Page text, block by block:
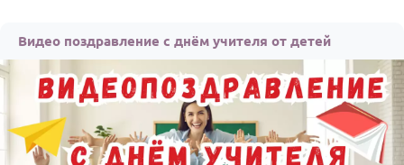
Юбилей
Свадьба
Годовщина свадьбы
Календарь праздников
Видео поздравление с днём учителя от детей